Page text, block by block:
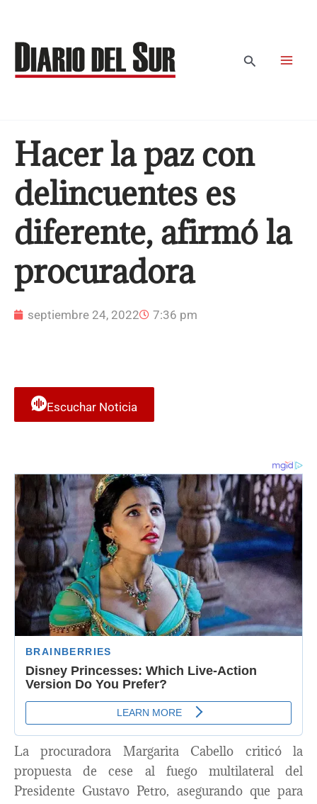
contenido
Buscar
Hacer la paz con
delincuentes es
diferente, afirmó la
procuradora
septiembre 24, 2022 7:36 pm
Escuchar Noticia
La procuradora Margarita Cabello criticó la
propuesta de cese al fuego multilateral del
Presidente Gustavo Petro, asegurando que para